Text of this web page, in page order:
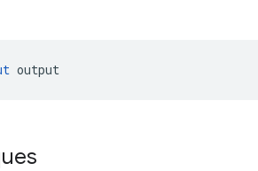
output